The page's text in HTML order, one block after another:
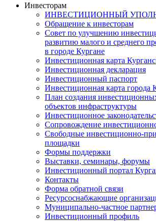
Инвесторам
ИНВЕСТИЦИОННЫЙ
Обращение к инвесторам
Совет по улучшению
развитию малого и среднего
в городе Кургане
Инвестиционная карта
Инвестиционная декларация
Инвестиционный паспорт
Инвестиционная карта города
План создания
объектов инфраструктуры
Инвестиционное
Сопровождение
Свободные инвестиционно-
площадки
Формы поддержки
Выставки, семинары, форумы
Инвестиционный портал
Контакты
Форма обратной связи
Ресурсоснабжающие
Муниципально-частное
Инвестиционный профиль